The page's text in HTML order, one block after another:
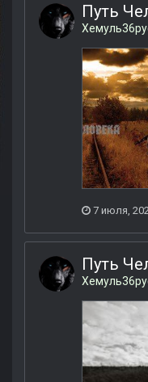
Путь
7 июля,
Путь